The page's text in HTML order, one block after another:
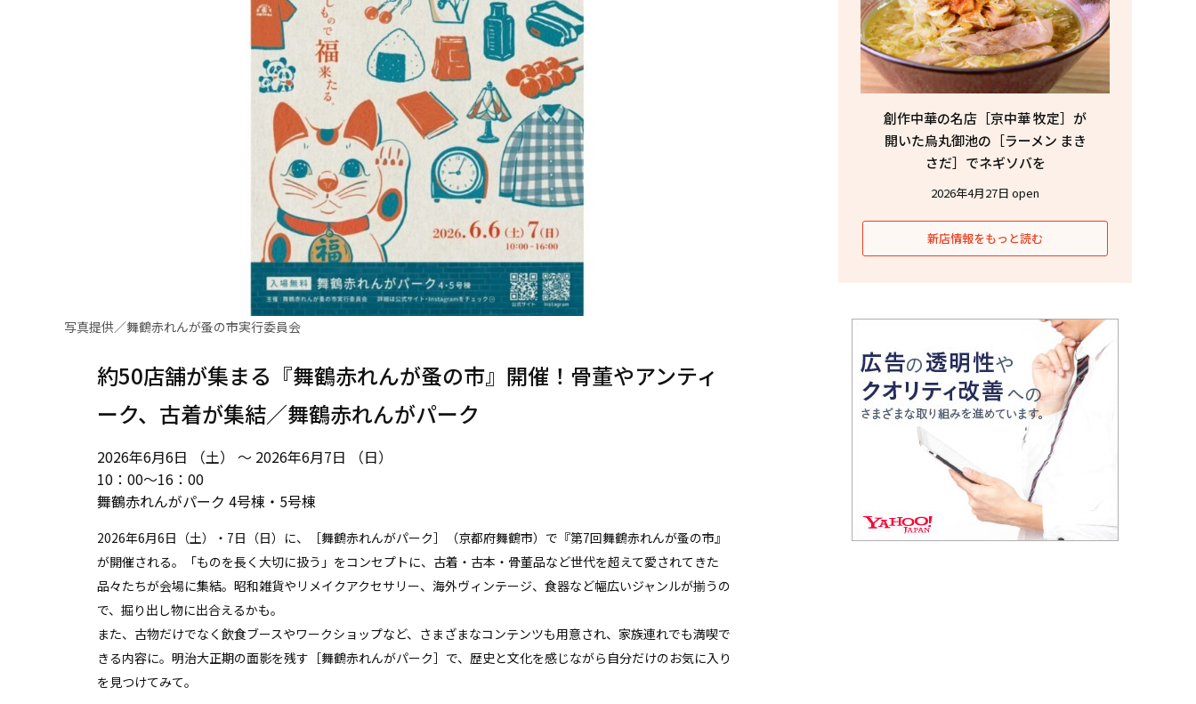
写真提供／舞鶴赤れんが蚤の市実行委員会
約50店舗が集まる『舞鶴赤れんが蚤の市』開催！骨董やアンティ
ーク、古着が集結／舞鶴赤れんがパーク
2026年6月6日 （土） ～ 2026年6月7日 （日）
10：00〜16：00
舞鶴赤れんがパーク 4号棟・5号棟
2026年6月6日（土）・7日（日）に、［舞鶴赤れんがパーク］（京都府舞鶴市）で『第7回舞鶴赤れんが蚤の市』
が開催される。「ものを長く大切に扱う」をコンセプトに、古着・古本・骨董品など世代を超えて愛されてきた
品々たちが会場に集結。昭和雑貨やリメイクアクセサリー、海外ヴィンテージ、食器など幅広いジャンルが揃うの
で、掘り出し物に出合えるかも。
また、古物だけでなく飲食ブースやワークショップなど、さまざまなコンテンツも用意され、家族連れでも満喫で
きる内容に。明治大正期の面影を残す［舞鶴赤れんがパーク］で、歴史と文化を感じながら自分だけのお気に入り
を見つけてみて。
創作中華の名店［京中華 牧定］が
開いた烏丸御池の［ラーメン まき
さだ］でネギソバを
2026年4月27日 open
新店情報をもっと読む